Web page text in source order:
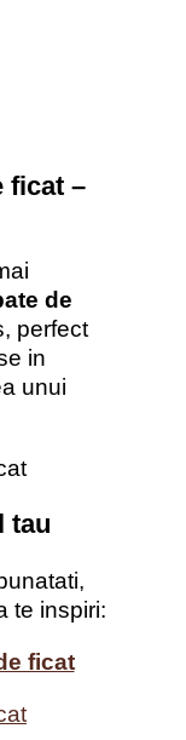
ficat –
de
perfect
in
unui
tau
te inspiri:
ficat